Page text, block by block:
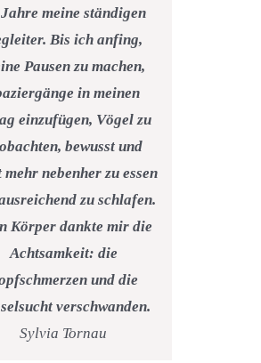
meine ständigen
Bis ich anfing,
Pausen zu machen,
in meinen
einzufügen, Vögel zu
bewusst und
nebenher zu essen
zu schlafen.
Körper dankte mir die
Achtsamkeit: die
und die
verschwanden.
Sylvia Tornau